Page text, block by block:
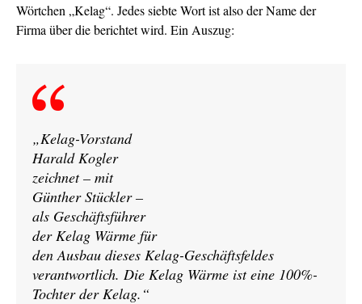
Wörtchen „Kelag“. Jedes siebte Wort ist also der Name der
Firma über die berichtet wird. Ein Auszug:
„Kelag-Vorstand
Harald Kogler
zeichnet – mit
Günther Stückler –
als Geschäftsführer
der Kelag Wärme für
den Ausbau dieses Kelag-Geschäftsfeldes
verantwortlich. Die Kelag Wärme ist eine 100%-
Tochter der Kelag.“